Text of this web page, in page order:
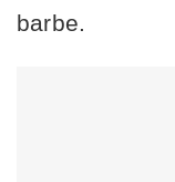
barbe.